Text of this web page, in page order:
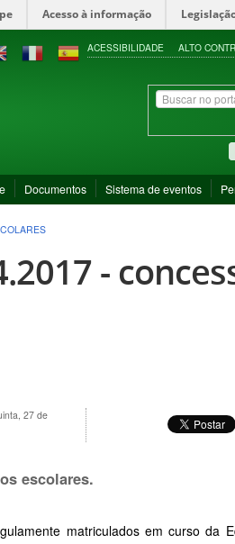
Acesso à informação
ACESSIBILIDADE ALTO
Documentos Sistema de eventos
-
27 de
escolares.
matriculados em curso da